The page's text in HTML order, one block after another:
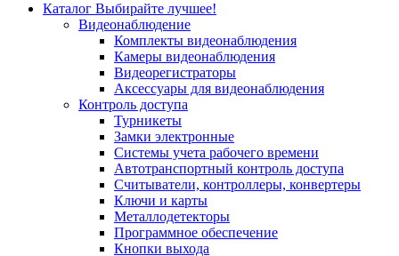
Каталог Выбирайте лучшее!
Видеонаблюдение
Комплекты видеонаблюдения
Камеры видеонаблюдения
Видеорегистраторы
Аксессуары для видеонаблюдения
Контроль доступа
Турникеты
Замки электронные
Системы учета рабочего времени
Автотранспортный контроль доступа
Считыватели, контроллеры, конвертеры
Ключи и карты
Металлодетекторы
Программное обеспечение
Кнопки выхода